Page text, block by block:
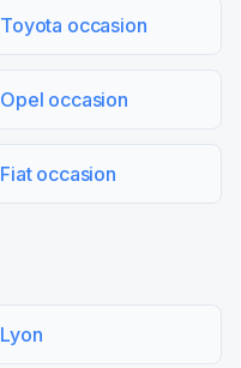
Toyota occasion
Opel occasion
Fiat occasion
Lyon